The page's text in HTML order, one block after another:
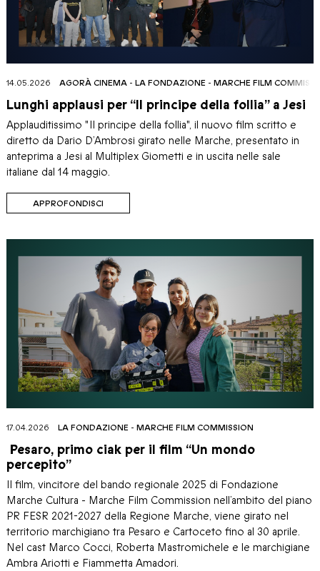
14.05.2026 AGORÀ CINEMA - LA FONDAZIONE - MARCHE FILM
Lunghi applausi per “Il principe della follia” a Jesi
Applauditissimo "Il principe della follia", il nuovo film scritto e
diretto da Dario D’Ambrosi girato nelle Marche, presentato in
anteprima a Jesi al Multiplex Giometti e in uscita nelle sale
italiane dal 14 maggio.
APPROFONDISCI
17.04.2026 LA FONDAZIONE - MARCHE FILM COMMISSION
Pesaro, primo ciak per il film “Un mondo
percepito”
Il film, vincitore del bando regionale 2025 di Fondazione
Marche Cultura - Marche Film Commission nell’ambito del piano
PR FESR 2021-2027 della Regione Marche, viene girato nel
territorio marchigiano tra Pesaro e Cartoceto fino al 30 aprile.
Nel cast Marco Cocci, Roberta Mastromichele e le marchigiane
Ambra Ariotti e Fiammetta Amadori.